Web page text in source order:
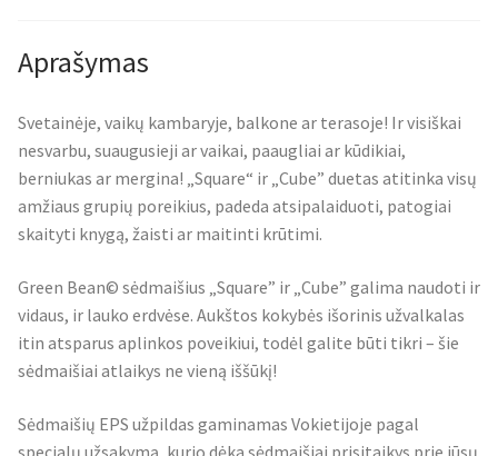
Aprašymas
Svetainėje, vaikų kambaryje, balkone ar terasoje! Ir visiškai
nesvarbu, suaugusieji ar vaikai, paaugliai ar kūdikiai,
berniukas ar mergina! „Square“ ir „Cube” duetas atitinka visų
amžiaus grupių poreikius, padeda atsipalaiduoti, patogiai
skaityti knygą, žaisti ar maitinti krūtimi.
Green Bean© sėdmaišius „Square” ir „Cube” galima naudoti ir
vidaus, ir lauko erdvėse. Aukštos kokybės išorinis užvalkalas
itin atsparus aplinkos poveikiui, todėl galite būti tikri – šie
sėdmaišiai atlaikys ne vieną iššūkį!
Sėdmaišių EPS užpildas gaminamas Vokietijoje pagal
specialų užsakymą, kurio dėka sėdmaišiai prisitaikys prie jūsų